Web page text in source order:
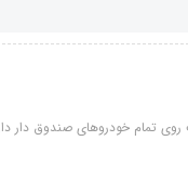
تمام خودروهای صندوق دار